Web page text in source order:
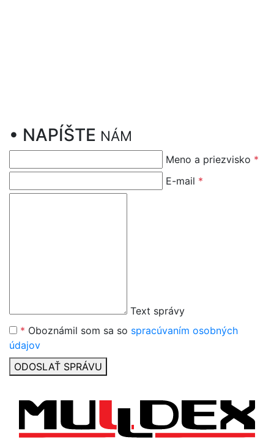
• NAPÍŠTE NÁM
Meno a priezvisko *
E-mail *
Text správy
* Oboznámil som sa so spracúvaním osobných
údajov
ODOSLAŤ SPRÁVU